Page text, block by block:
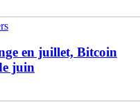
en juillet, Bitcoin
juin